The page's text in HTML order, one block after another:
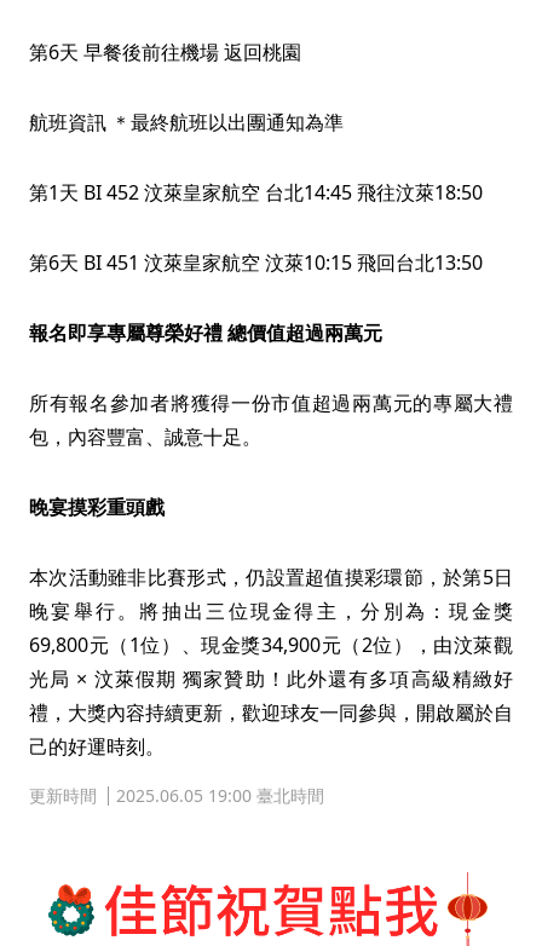
第6天 早餐後前往機場 返回桃園
航班資訊 ＊最終航班以出團通知為準
第1天 BI 452 汶萊皇家航空 台北14:45 飛往汶萊18:50
第6天 BI 451 汶萊皇家航空 汶萊10:15 飛回台北13:50
報名即享專屬尊榮好禮 總價值超過兩萬元
所有報名參加者將獲得一份市值超過兩萬元的專屬大禮
包，內容豐富、誠意十足。
晚宴摸彩重頭戲
本次活動雖非比賽形式，仍設置超值摸彩環節，於第5日
晚宴舉行。將抽出三位現金得主，分別為：現金獎
69,800元（1位）、現金獎34,900元（2位），由汶萊觀
光局 × 汶萊假期 獨家贊助！此外還有多項高級精緻好
禮，大獎內容持續更新，歡迎球友一同參與，開啟屬於自
己的好運時刻。
更新時間 2025.06.05 19:00 臺北時間